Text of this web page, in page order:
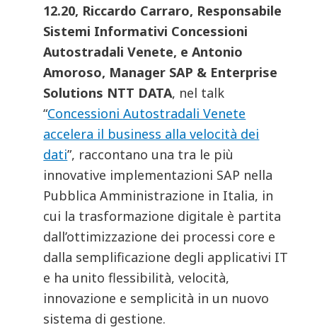
12.20, Riccardo Carraro, Responsabile
Sistemi Informativi Concessioni
Autostradali Venete, e Antonio
Amoroso, Manager SAP & Enterprise
Solutions NTT DATA, nel talk
“Concessioni Autostradali Venete
accelera il business alla velocità dei
dati”, raccontano una tra le più
innovative implementazioni SAP nella
Pubblica Amministrazione in Italia, in
cui la trasformazione digitale è partita
dall’ottimizzazione dei processi core e
dalla semplificazione degli applicativi IT
e ha unito flessibilità, velocità,
innovazione e semplicità in un nuovo
sistema di gestione.